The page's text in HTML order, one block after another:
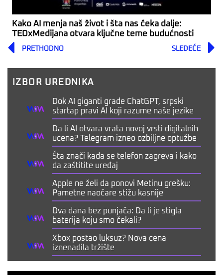
Kako AI menja naš život i šta nas čeka dalje:
TEDxMedijana otvara ključne teme budućnosti
Prev
PRETHODNO SLEDEĆE
IZBOR UREDNIKA
Dok AI giganti grade ChatGPT, srpski
startap pravi AI koji razume naše jezike
Da li AI otvara vrata novoj vrsti digitalnih
ucena? Telegram izneo ozbiljne optužbe
Šta znači kada se telefon zagreva i kako
da zaštitite uređaj
Apple ne želi da ponovi Metinu grešku:
Pametne naočare stižu kasnije
Dva dana bez punjača: Da li je stigla
baterija koju smo čekali?
Xbox postao luksuz? Nova cena
iznenadila tržište